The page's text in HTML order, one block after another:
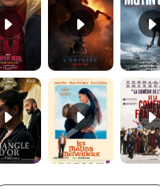
Les Matins merveilleux Bande-annonce VF